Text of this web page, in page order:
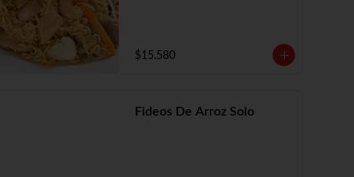
$15.580
Fideos De Arroz Solo